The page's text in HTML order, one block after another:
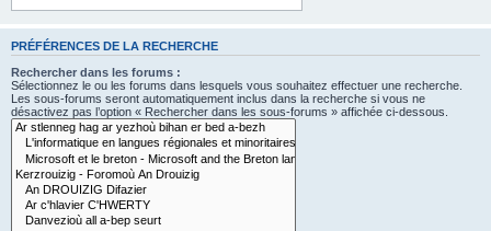
PRÉFÉRENCES DE LA RECHERCHE
Rechercher dans les forums :
Sélectionnez le ou les forums dans lesquels vous souhaitez effectuer une recherche.
Les sous-forums seront automatiquement inclus dans la recherche si vous ne
désactivez pas l’option « Rechercher dans les sous-forums » affichée ci-dessous.